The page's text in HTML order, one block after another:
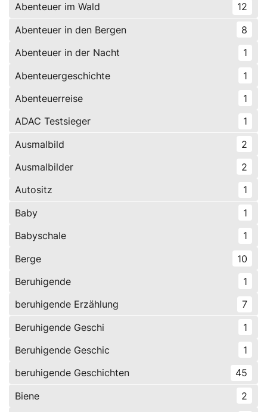
Abenteuer im Wald
12
Abenteuer in den Bergen
8
Abenteuer in der Nacht
1
Abenteuergeschichte
1
Abenteuerreise
1
ADAC Testsieger
1
Ausmalbild
2
Ausmalbilder
2
Autositz
1
Baby
1
Babyschale
1
Berge
10
Beruhigende
1
beruhigende Erzählung
7
Beruhigende Geschi
1
Beruhigende Geschic
1
beruhigende Geschichten
45
Biene
2